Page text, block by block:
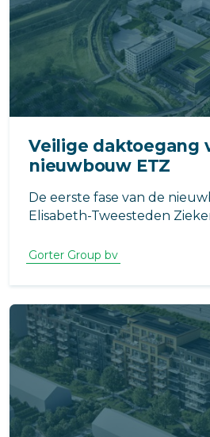
Veilige daktoegang
nieuwbouw ETZ
De eerste fase van de
Elisabeth-Tweesteden
een belangrijke stap in de
Gorter Group bv